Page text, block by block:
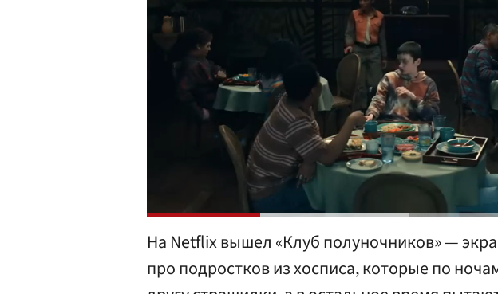
На Netflix вышел «Клуб полуночников» —
про подростков из хосписа, которые по